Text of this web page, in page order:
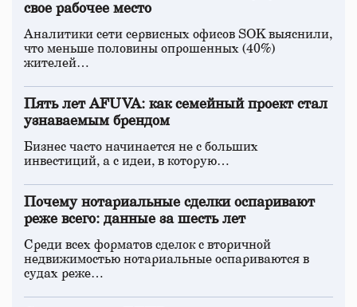
свое рабочее место
Аналитики сети сервисных офисов SOK выяснили,
что меньше половины опрошенных (40%)
жителей…
Пять лет AFUVA: как семейный проект стал
узнаваемым брендом
Бизнес часто начинается не с больших
инвестиций, а с идеи, в которую…
Почему нотариальные сделки оспаривают
реже всего: данные за шесть лет
Среди всех форматов сделок с вторичной
недвижимостью нотариальные оспариваются в
судах реже…